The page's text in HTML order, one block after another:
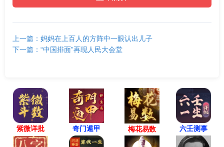
上一篇：妈妈在上百人的方阵中一眼认出儿子
下一篇：“中国排面”再现人民大会堂
紫微详批 奇门遁甲 梅花易数 六壬测事